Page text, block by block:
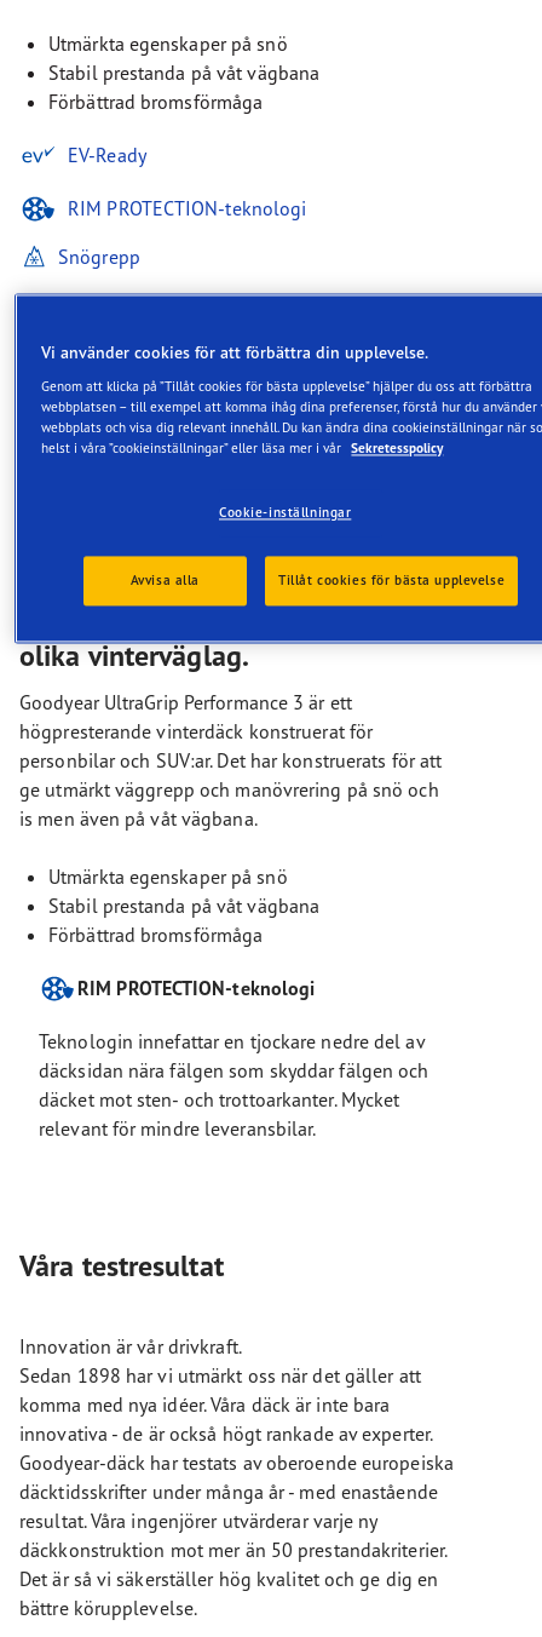
Utmärkta egenskaper på snö
Stabil prestanda på våt vägbana
Förbättrad bromsförmåga
EV-Ready
RIM PROTECTION-teknologi
Snögrepp
Beskrivning
är ett perfekt val för bilförare som
prioriterar goda vinteregenskaper
och vill ha däck som erbjuder
olika vinterväglag.
Goodyear UltraGrip Performance 3 är ett
högpresterande vinterdäck konstruerat för
personbilar och SUV:ar. Det har konstruerats för att
ge utmärkt väggrepp och manövrering på snö och
is men även på våt vägbana.
Utmärkta egenskaper på snö
Stabil prestanda på våt vägbana
Förbättrad bromsförmåga
RIM PROTECTION-teknologi
Teknologin innefattar en tjockare nedre del av
däcksidan nära fälgen som skyddar fälgen och
däcket mot sten- och trottoarkanter. Mycket
relevant för mindre leveransbilar.
Våra testresultat
Innovation är vår drivkraft.
Sedan 1898 har vi utmärkt oss när det gäller att
komma med nya idéer. Våra däck är inte bara
innovativa - de är också högt rankade av experter.
Goodyear-däck har testats av oberoende europeiska
däcktidsskrifter under många år - med enastående
resultat. Våra ingenjörer utvärderar varje ny
däckkonstruktion mot mer än 50 prestandakriterier.
Det är så vi säkerställer hög kvalitet och ge dig en
bättre körupplevelse.
Vi använder cookies för att förbättra din upplevelse.
Genom att klicka på ”Tillåt cookies för bästa upplevelse” hjälper du oss att förbättra
webbplatsen – till exempel att komma ihåg dina preferenser, förstå hur du använder
webbplats och visa dig relevant innehåll. Du kan ändra dina cookieinställningar när
helst i våra ”cookieinställningar” eller läsa mer i vår
Sekretesspolicy
Cookie-inställningar
Avvisa alla Tillåt cookies för bästa upplevelse